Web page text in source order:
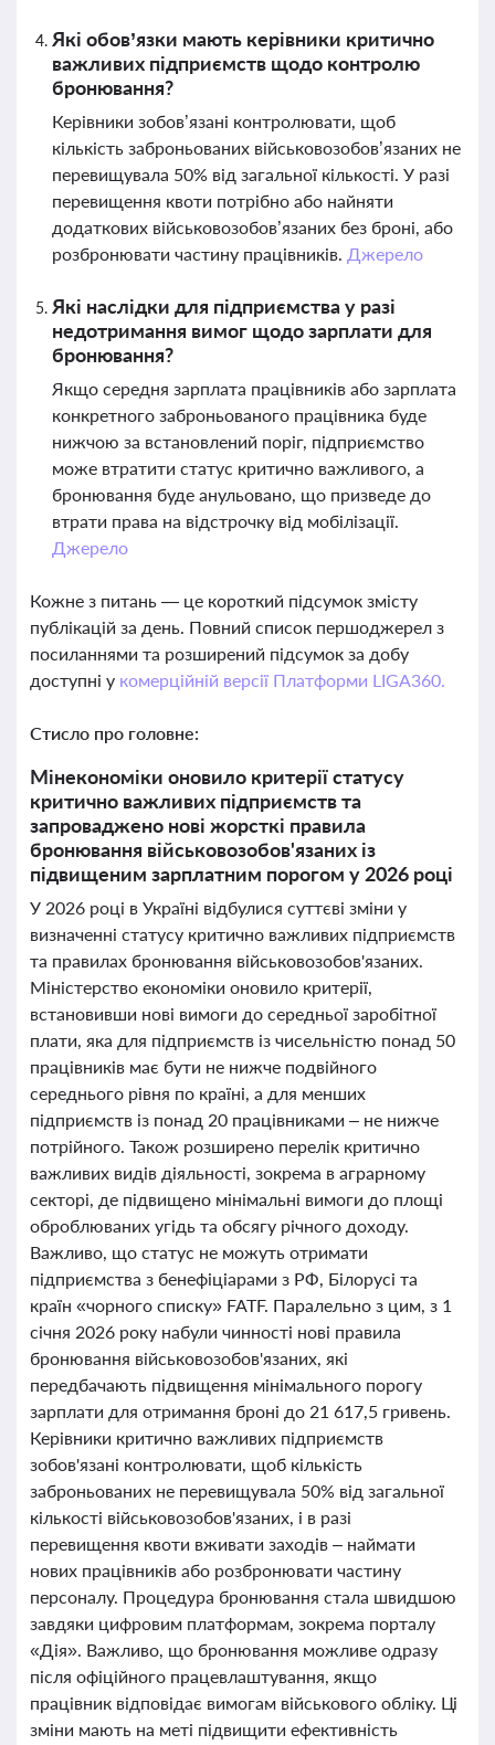
Які обов’язки мають керівники критично
важливих підприємств щодо контролю
бронювання?
Керівники зобов’язані контролювати, щоб
кількість заброньованих військовозобов’язаних не
перевищувала 50% від загальної кількості. У разі
перевищення квоти потрібно або найняти
додаткових військовозобов’язаних без броні, або
розбронювати частину працівників. Джерело
Які наслідки для підприємства у разі
недотримання вимог щодо зарплати для
бронювання?
Якщо середня зарплата працівників або зарплата
конкретного заброньованого працівника буде
нижчою за встановлений поріг, підприємство
може втратити статус критично важливого, а
бронювання буде анульовано, що призведе до
втрати права на відстрочку від мобілізації.
Джерело
Кожне з питань — це короткий підсумок змісту
публікацій за день. Повний список першоджерел з
посиланнями та розширений підсумок за добу
доступні у комерційній версії Платформи LIGA360.
Стисло про головне:
Мінекономіки оновило критерії статусу
критично важливих підприємств та
запроваджено нові жорсткі правила
бронювання військовозобов'язаних із
підвищеним зарплатним порогом у 2026 році
У 2026 році в Україні відбулися суттєві зміни у
визначенні статусу критично важливих підприємств
та правилах бронювання військовозобов'язаних.
Міністерство економіки оновило критерії,
встановивши нові вимоги до середньої заробітної
плати, яка для підприємств із чисельністю понад 50
працівників має бути не нижче подвійного
середнього рівня по країні, а для менших
підприємств із понад 20 працівниками – не нижче
потрійного. Також розширено перелік критично
важливих видів діяльності, зокрема в аграрному
секторі, де підвищено мінімальні вимоги до площі
оброблюваних угідь та обсягу річного доходу.
Важливо, що статус не можуть отримати
підприємства з бенефіціарами з РФ, Білорусі та
країн «чорного списку» FATF. Паралельно з цим, з 1
січня 2026 року набули чинності нові правила
бронювання військовозобов'язаних, які
передбачають підвищення мінімального порогу
зарплати для отримання броні до 21 617,5 гривень.
Керівники критично важливих підприємств
зобов'язані контролювати, щоб кількість
заброньованих не перевищувала 50% від загальної
кількості військовозобов'язаних, і в разі
перевищення квоти вживати заходів – наймати
нових працівників або розбронювати частину
персоналу. Процедура бронювання стала швидшою
завдяки цифровим платформам, зокрема порталу
«Дія». Важливо, що бронювання можливе одразу
після офіційного працевлаштування, якщо
працівник відповідає вимогам військового обліку. Ці
зміни мають на меті підвищити ефективність